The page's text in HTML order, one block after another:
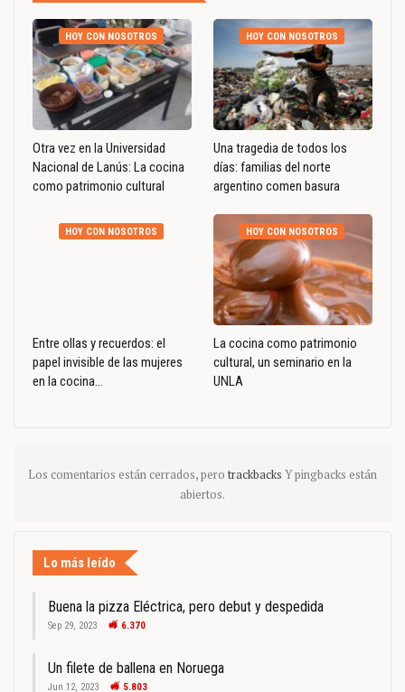
HOY CON NOSOTROS
Otra vez en la Universidad
Nacional de Lanús: La cocina
como patrimonio cultural
HOY CON NOSOTROS
Una tragedia de todos los
días: familias del norte
argentino comen basura
HOY CON NOSOTROS
Entre ollas y recuerdos: el
papel invisible de las mujeres
en la cocina…
HOY CON NOSOTROS
La cocina como patrimonio
cultural, un seminario en la
UNLA
Los comentarios están cerrados, pero trackbacks Y pingbacks están
abiertos.
Lo más leído
Buena la pizza Eléctrica, pero debut y despedida
Sep 29, 2023 6.370
Un filete de ballena en Noruega
Jun 12, 2023 5.803